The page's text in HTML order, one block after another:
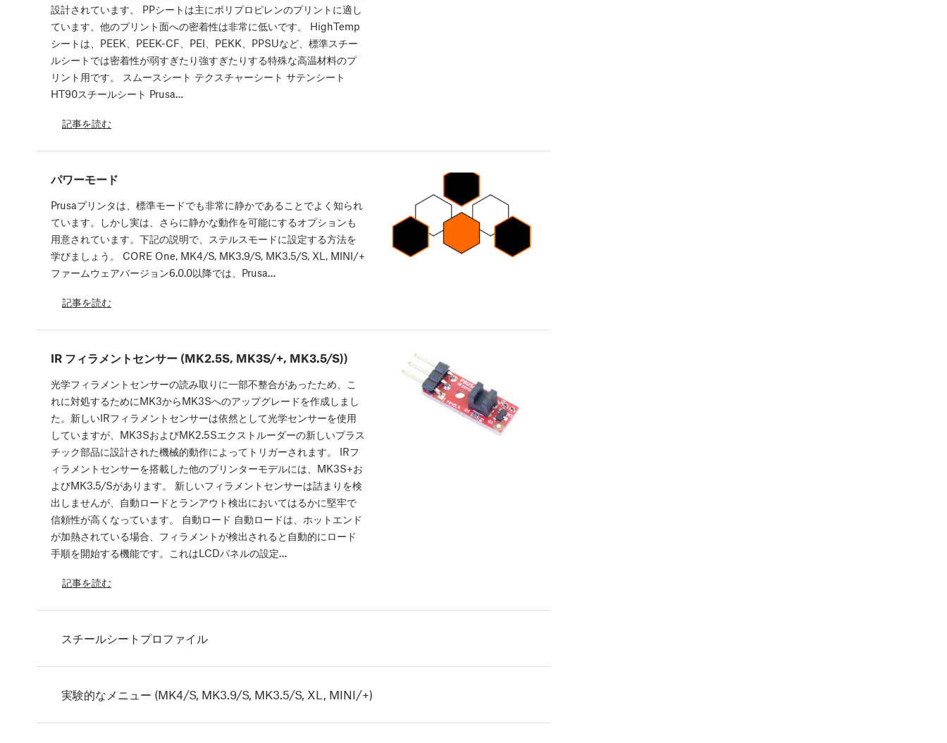
設計されています。 PPシートは主にポリプロピレンのプリントに適し
ています。他のプリント面への密着性は非常に低いです。 HighTemp
シートは、PEEK、PEEK-CF、PEI、PEKK、PPSUなど、標準スチー
ルシートでは密着性が弱すぎたり強すぎたりする特殊な高温材料のプ
リント用です。 スムースシート テクスチャーシート サテンシート
HT90スチールシート Prusa…
記事を読む
パワーモード
Prusaプリンタは、標準モードでも非常に静かであることでよく知られ
ています。しかし実は、さらに静かな動作を可能にするオプションも
用意されています。下記の説明で、ステルスモードに設定する方法を
学びましょう。 CORE One, MK4/S, MK3.9/S, MK3.5/S, XL, MINI/+
ファームウェアバージョン6.0.0以降では、Prusa…
記事を読む
IR フィラメントセンサー (MK2.5S, MK3S/+, MK3.5/S))
光学フィラメントセンサーの読み取りに一部不整合があったため、こ
れに対処するためにMK3からMK3Sへのアップグレードを作成しまし
た。新しいIRフィラメントセンサーは依然として光学センサーを使用
していますが、MK3SおよびMK2.5Sエクストルーダーの新しいプラス
チック部品に設計された機械的動作によってトリガーされます。 IRフ
ィラメントセンサーを搭載した他のプリンターモデルには、MK3S+お
よびMK3.5/Sがあります。 新しいフィラメントセンサーは詰まりを検
出しませんが、自動ロードとランアウト検出においてはるかに堅牢で
信頼性が高くなっています。 自動ロード 自動ロードは、ホットエンド
が加熱されている場合、フィラメントが検出されると自動的にロード
手順を開始する機能です。これはLCDパネルの設定…
記事を読む
スチールシートプロファイル
実験的なメニュー (MK4/S, MK3.9/S, MK3.5/S, XL, MINI/+)